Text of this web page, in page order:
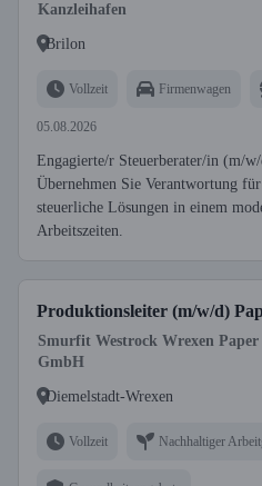
Kanzleihafen
Brilon
Vollzeit Firmenwagen
05.08.2026
Engagierte/r Steuerberater/in (m/
Übernehmen Sie Verantwortung
steuerliche Lösungen in einem
Arbeitszeiten.
Produktionsleiter (m/w/d)
Smurfit Westrock Wrexen
GmbH
Diemelstadt-Wrexen
Vollzeit Nachhaltiger